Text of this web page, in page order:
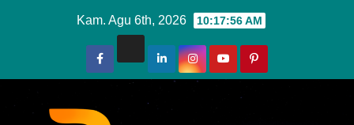
Kam. Agu 6th, 2026 10:17:58 AM